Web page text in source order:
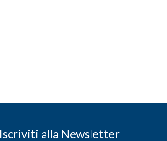
Iscriviti alla Newsletter